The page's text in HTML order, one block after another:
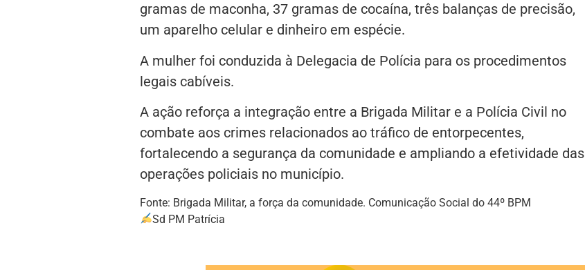
gramas de maconha, 37 gramas de cocaína, três balanças de precisão,
um aparelho celular e dinheiro em espécie.
A mulher foi conduzida à Delegacia de Polícia para os procedimentos
legais cabíveis.
A ação reforça a integração entre a Brigada Militar e a Polícia Civil no
combate aos crimes relacionados ao tráfico de entorpecentes,
fortalecendo a segurança da comunidade e ampliando a efetividade das
operações policiais no município.
Fonte: Brigada Militar, a força da comunidade. Comunicação Social do 44º BPM
Sd PM Patrícia